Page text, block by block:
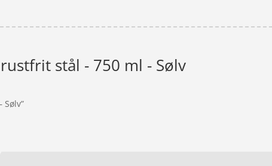
stål - 750 ml - Sølv